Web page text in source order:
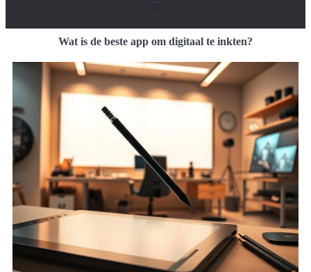
Wat is de beste app om digitaal te inkten?